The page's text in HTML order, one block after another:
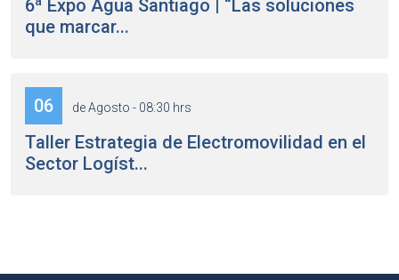
6ª Expo Agua Santiago | “Las soluciones
que marcar...
06 de Agosto - 08:30 hrs
Taller Estrategia de Electromovilidad en el
Sector Logíst...